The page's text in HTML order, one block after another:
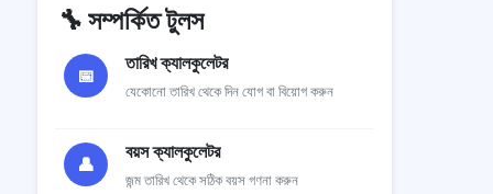
🔧সম্পর্কিত টুলস
📅
তারিখ ক্যালকুলেটর
যেকোনো তারিখ থেকে দিন যোগ বা বিয়োগ করুন
👤
বয়স ক্যালকুলেটর
জন্ম তারিখ থেকে সঠিক বয়স গণনা করুন